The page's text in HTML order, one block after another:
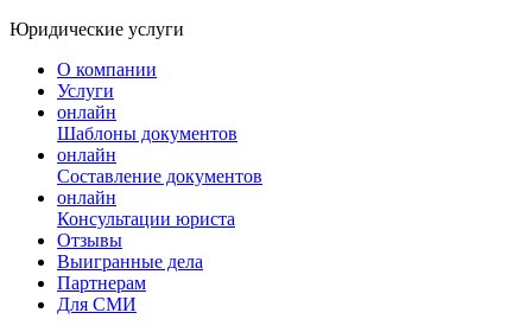
Юридические услуги
О компании
Услуги
онлайн
Шаблоны документов
онлайн
Составление документов
онлайн
Консультации юриста
Отзывы
Выигранные дела
Партнерам
Для СМИ